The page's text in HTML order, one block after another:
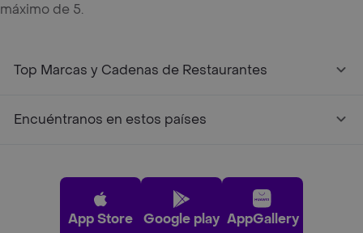
máximo de 5.
Top Marcas y Cadenas de Restaurantes
Encuéntranos en estos países
App Store Google play AppGallery